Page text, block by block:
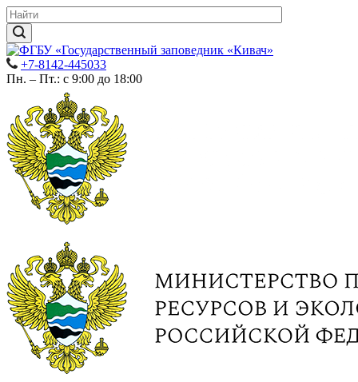
+7-8142-445033
Пн. – Пт.: с 9:00 до 18:00